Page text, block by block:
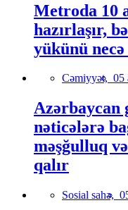
Metroda 10
hazırlaşır,
yükünü necə
Cəmiyyət, 05
Azərbaycan
nəticələrə
məşğulluq
qalır
Sosial sahə,